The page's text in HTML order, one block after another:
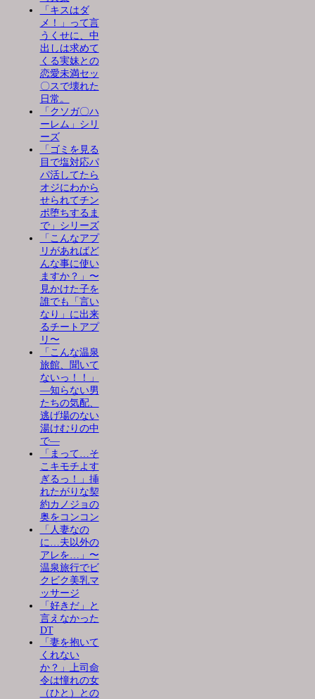
「キスはダ
メ！」って言
うくせに、中
出しは求めて
くる実妹との
恋愛未満セッ
〇スで壊れた
日常。
「クソガ〇ハ
ーレム」シリ
ーズ
「ゴミを見る
目で塩対応パ
パ活してたら
オジにわから
せられてチン
ポ堕ちするま
で」シリーズ
「こんなアプ
リがあればど
んな事に使い
ますか？」〜
見かけた子を
誰でも「言い
なり」に出来
るチートアプ
リ〜
「こんな温泉
旅館、聞いて
ないっ！！」
―知らない男
たちの気配、
逃げ場のない
湯けむりの中
で―
「まって…そ
こキモチよす
ぎるっ！」挿
れたがりな契
約カノジョの
奥をコンコン
「人妻なの
に…夫以外の
アレを…」〜
温泉旅行でビ
クビク美乳マ
ッサージ
「好きだ」と
言えなかった
DT
「妻を抱いて
くれない
か？」上司命
令は憧れの女
（ひと）との